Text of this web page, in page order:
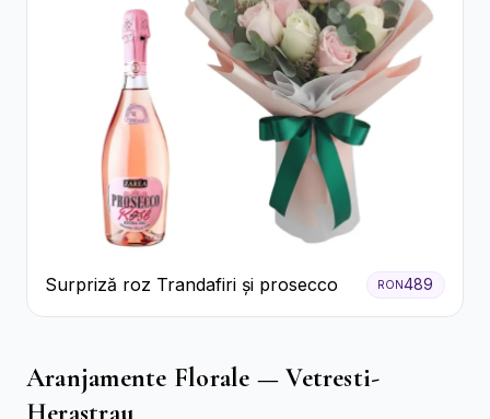
Surpriză roz Trandafiri și prosecco RON489
Aranjamente Florale — Vetresti-